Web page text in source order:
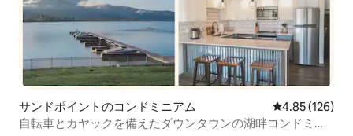
サンドポイントのコンドミニアム レビュー126
4.85 (126)
自転車とカヤックを備えたダウンタウンの湖畔コンドミニ